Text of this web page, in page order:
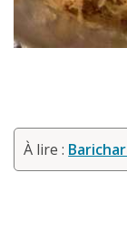
À lire :